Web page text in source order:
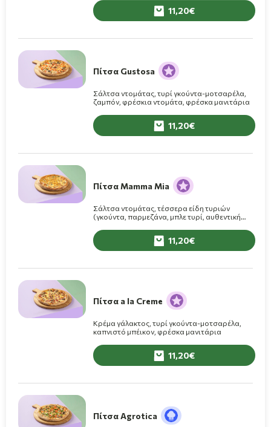
11,20
Πίτσα Gustosa
Σάλτσα ντομάτας, τυρί γκούντα-μοτσαρέλα,
ζαμπόν, φρέσκια ντομάτα, φρέσκα μανιτάρια
11,20
Πίτσα Mamma Mia
Σάλτσα ντομάτας, τέσσερα είδη τυριών
(γκούντα, παρμεζάνα, μπλε τυρί, αυθεντική
11,20
Πίτσα a la Creme
Κρέμα γάλακτος, τυρί γκούντα-μοτσαρέλα,
καπνιστό μπέικον, φρέσκα μανιτάρια
11,20
Πίτσα Agrotica